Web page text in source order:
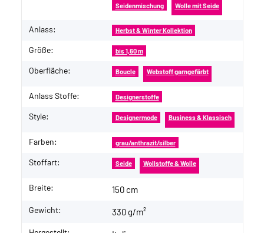
Seidenmischung Wolle mit Seide
Anlass: Herbst & Winter Kollektion
Größe: bis 1,60 m
Oberfläche: Boucle Webstoff garngefärbt
Anlass Stoffe: Designerstoffe
Style: Designermode Business & Klassisch
Farben: grau/anthrazit/silber
Stoffart: Seide Wollstoffe & Wolle
Breite: 150 cm
Gewicht: 330 g/m²